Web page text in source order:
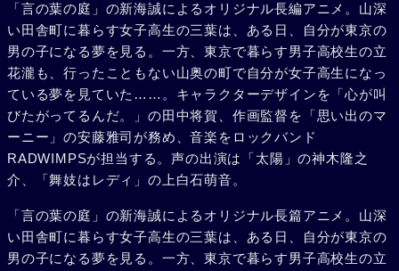
す……。
「言の葉の庭」の新海誠によるオリジナル長編アニメ。山深
い田舎町に暮らす女子高生の三葉は、ある日、自分が東京の
男の子になる夢を見る。一方、東京で暮らす男子高校生の立
花瀧も、行ったこともない山奥の町で自分が女子高生になっ
ている夢を見ていた……。キャラクターデザインを「心が叫
びたがってるんだ。」の田中将賀、作画監督を「思い出のマ
ーニー」の安藤雅司が務め、音楽をロックバンド
RADWIMPSが担当する。声の出演は「太陽」の神木隆之
介、「舞妓はレディ」の上白石萌音。
「言の葉の庭」の新海誠によるオリジナル長篇アニメ。山深
い田舎町に暮らす女子高生の三葉は、ある日、自分が東京の
男の子になる夢を見る。一方、東京で暮らす男子高校生の立